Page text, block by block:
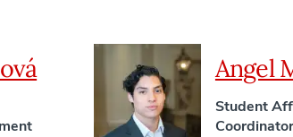
Angel
Student
Coordinator